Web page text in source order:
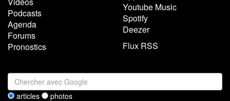
Podcasts
Agenda
Forums
Pronostics
Youtube Music
Spotify
Deezer
Flux RSS
articles photos